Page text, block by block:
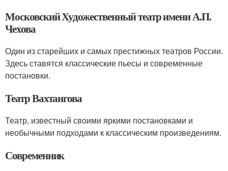
Московский Художественный театр имени А.П.
Чехова
Один из старейших и самых престижных театров России.
Здесь ставятся классические пьесы и современные
постановки.
Театр Вахтангова
Театр, известный своими яркими постановками и
необычными подходами к классическим произведениям.
Современник